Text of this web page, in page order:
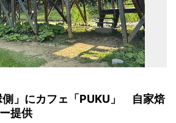
側」にカフェ「PUKU」 自家焙
提供